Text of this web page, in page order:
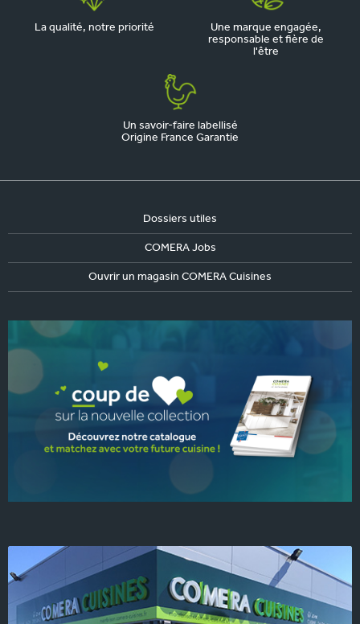
La qualité, notre priorité
Une marque engagée,
responsable et fière de
l'être
Un savoir-faire labellisé
Origine France Garantie
Dossiers utiles
COMERA Jobs
Ouvrir un magasin COMERA Cuisines